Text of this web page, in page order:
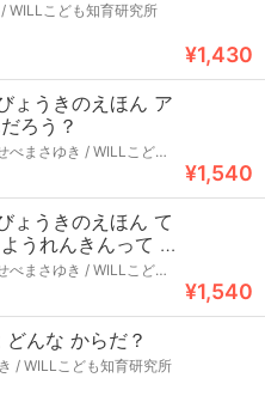
WILLこども知育研究所
¥1,430
うきのえほん ア
ろう？
べまさゆき / WILLこども
¥1,540
うきのえほん て
うれんきんって ど
べまさゆき / WILLこども
¥1,540
んな からだ？
/ WILLこども知育研究所